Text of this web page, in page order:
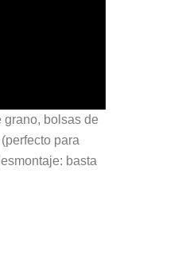
grano, bolsas de
para
basta